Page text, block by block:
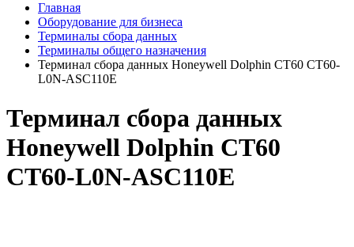
Главная
Оборудование для бизнеса
Терминалы сбора данных
Терминалы общего назначения
Терминал сбора данных Honeywell Dolphin CT60 CT60-
L0N-ASC110E
Терминал сбора данных
Honeywell Dolphin CT60
CT60-L0N-ASC110E